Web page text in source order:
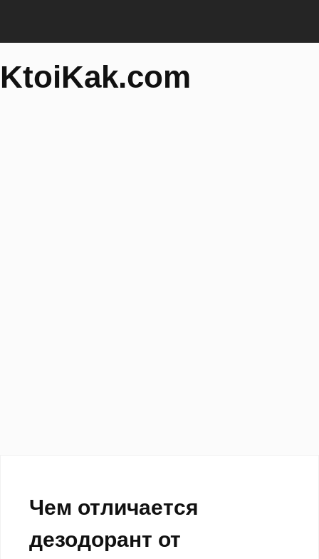
KtoiKak.com
Чем отличается
дезодорант от